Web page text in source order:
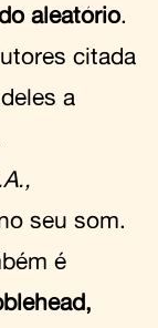
aleatório.
citada
a
seu som.
é